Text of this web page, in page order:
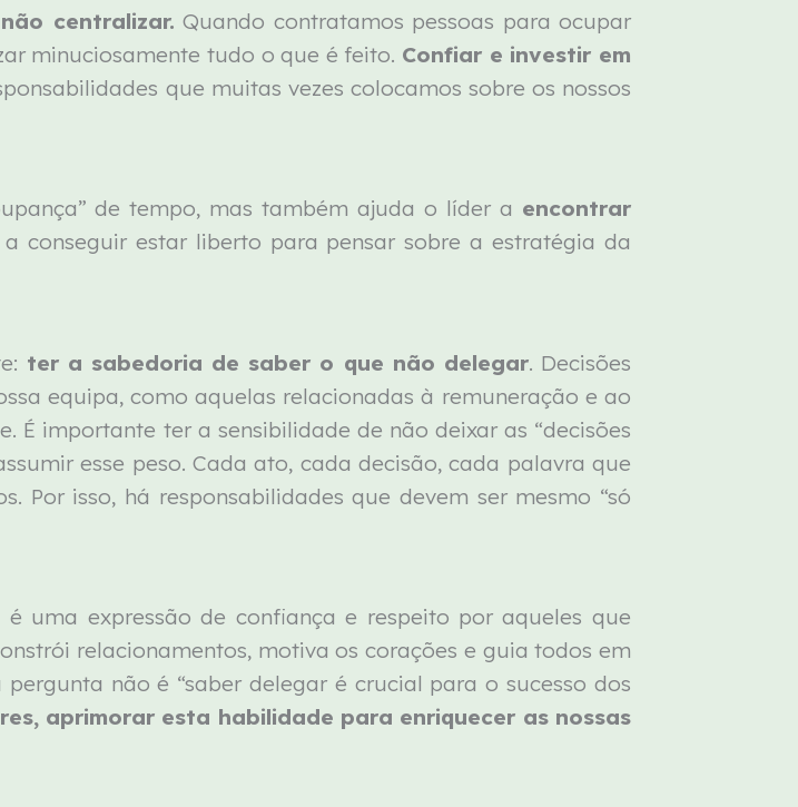
centralizar. Quando contratamos pessoas para ocupar
minuciosamente tudo o que é feito. Confiar e investir em
que muitas vezes colocamos sobre os nossos
de tempo, mas também ajuda o líder a encontrar
conseguir estar liberto para pensar sobre a estratégia da
ter a sabedoria de saber o que não delegar. Decisões
equipa, como aquelas relacionadas à remuneração e ao
É importante ter a sensibilidade de não deixar as “decisões
esse peso. Cada ato, cada decisão, cada palavra que
Por isso, há responsabilidades que devem ser mesmo “só
é uma expressão de confiança e respeito por aqueles que
relacionamentos, motiva os corações e guia todos em
não é “saber delegar é crucial para o sucesso dos
aprimorar esta habilidade para enriquecer as nossas